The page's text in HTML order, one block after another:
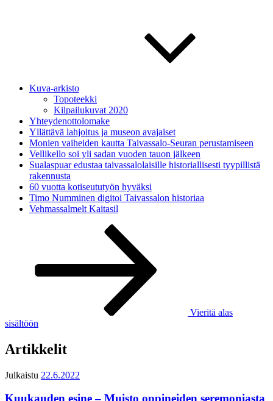
Kuva-arkisto
Topoteekki
Kilpailukuvat 2020
Yhteydenottolomake
Yllättävä lahjoitus ja museon avajaiset
Monien vaiheiden kautta Taivassalo-Seuran perustamiseen
Vellikello soi yli sadan vuoden tauon jälkeen
Sualaspuar edustaa taivassalolaisille historiallisesti tyypillistä
rakennusta
60 vuotta kotiseututyön hyväksi
Timo Numminen digitoi Taivassalon historiaa
Vehmassalmelt Kaitasil
Vieritä alas
sisältöön
Artikkelit
Julkaistu 22.6.2022